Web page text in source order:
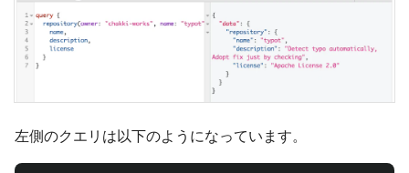
左側のクエリは以下のようになっています。